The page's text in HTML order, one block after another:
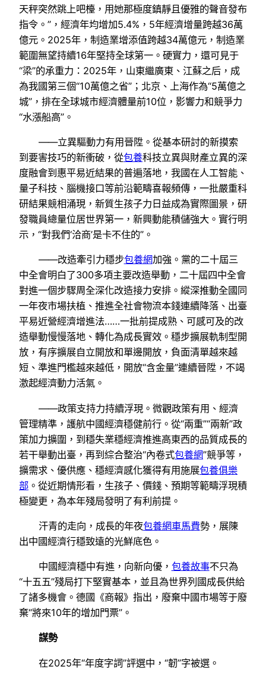
天秤突然跳上吧檯，用她那極度鎮靜且優雅的聲音發布
指令。”，經濟年均增加5.4%，5年經濟增量跨越36萬
億元。2025年，制造業增添值跨越34萬億元，制造業
範圍無望持續16年堅持全球第一。硬實力，還可見于
“梁”的承重力：2025年，山東繼廣東、江蘇之后，成
為我國第三個“10萬億之省”；北京、上海作為“5萬億之
城”，排在全球城市經濟體量前10位，影響力和競爭力
“水漲船高”。
——立異驅動力有用晉陞。從基本研討的新摸索
到要害技巧的新衝破，從包養科技立異與財產立異的深
度融會到惠平易近結果的普遍落地，我國在人工智能、
量子科技、腦機接口等前沿範疇喜報頻傳，一批嚴重科
研結果競相涌現，新質生孩子力日益成為實際圖景，研
發職員總量位居世界第一，新興動能積儲強大。實行明
示，“對我們‘洽商’是卡不住的”。
——改造牽引力穩步包養網加強。黨的二十屆三
中全會明白了300多項主要改造舉動，二十屆四中全會
對進一個步驟周全深化改造接力安排。縱深推動全國同
一年夜市場扶植、推進全社會物流本錢連續降落、出臺
平易近營經濟增進法……一批前提成熟、可感可及的改
造舉動慢慢落地、轉化為成長實效。穩步擴展軌制型開
放，有序擴展自立開放和單邊開放，負面清單越來越
短、準進門檻越來越低，開放“含金量”連續晉陞，不竭
激起經濟動力活氣。
——政策支持力持續浮現。微觀政策有用、經濟
管理精準，護航中國經濟穩健前行。從“兩重”“兩新”政
策加力擴圍，到穩失業穩經濟推進高東西的品質成長的
若干舉動出臺，再到綜合整治“內卷式包養網”競爭等，
擴需求、優供應、穩經濟感化獲得有用施展包養俱樂
部 。從近期情形看，生孩子、價錢、預期等範疇浮現積
極變更，為本年殘局發明了有利前提。
汗青的走向，成長的年夜包養網車馬費勢，展陳
出中國經濟行穩致遠的光鮮底色。
中國經濟穩中有進，向新向優， 包養故事不只為
“十五五”殘局打下堅實基本，並且為世界列國成長供給
了諸多機會。德國《商報》指出，廢棄中國市場等于廢
棄“將來10年的增加門票”。
謀勢
在2025年“年度字詞”評選中，“韌”字被選。